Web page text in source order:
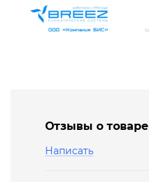
Отзывы о товаре
Написать